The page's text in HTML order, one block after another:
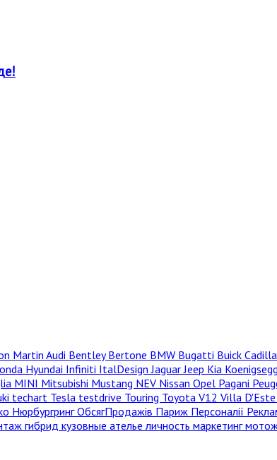
Martin Audi BentleyBertone BMW Bugatti Buick
Hyundai Infiniti ItalDesignJaguarJeep Kia Koenigsegg
MINI Mitsubishi Mustang NEV Nissan Opel Pagani
techart Tesla testdrive Touring Toyota V12 Villa D'Este
НюрбургрингОбсягПродажів Париж Персоналії
гибрид кузовные ательеличность маркетинг